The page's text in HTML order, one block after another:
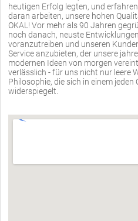
heutigen Erfolg legten, und
daran arbeiten, unsere hohen
OKAL! Vor mehr als 90 Jahren
noch danach, neuste
voranzutreiben und unseren
Service anzubieten, der unsere
modernen Ideen von morgen
verlässlich - für uns nicht nur leere
Philosophie, die sich in einem jeden
widerspiegelt.